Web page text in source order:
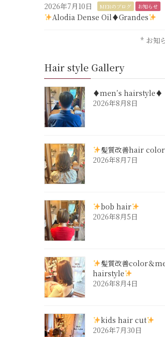
2026年7月10日 MERのブログ お知らせ
Alodia Dense Oil♦︎Grandes
* お知
Hair style Gallery
♦︎men’s hairstyle♦︎
2026年8月8日
髪質改善hair color
2026年8月7日
bob hair
2026年8月5日
髪質改善color＆
hairstyle
2026年8月4日
kids hair cut
2026年7月30日